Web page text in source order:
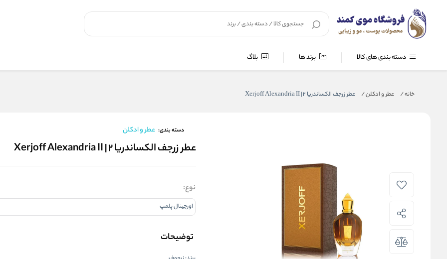
دسته بندی های کالا برند ها بلاگ
خانه/ عطر و ادکلن/ عطر زرجف الکساندریا ۲ | Xerjoff Alexandria II
دسته بندی: عطر و ادکلن
عطر زرجف الکساندریا ۲ | Xerjoff Alexandria II
نوع:
توضیحات